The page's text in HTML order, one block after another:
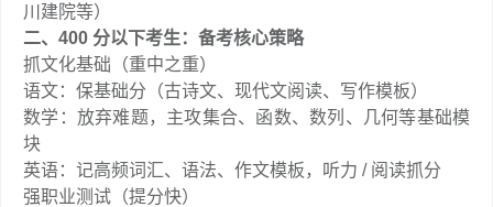
川建院等）
二、400 分以下考生：备考核心策略
抓文化基础（重中之重）
语文：保基础分（古诗文、现代文阅读、写作模板）
数学：放弃难题，主攻集合、函数、数列、几何等基础模
块
英语：记高频词汇、语法、作文模板，听力 / 阅读抓分
强职业测试（提分快）